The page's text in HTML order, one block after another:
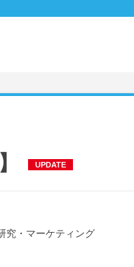
UPDATE
究・マーケティング